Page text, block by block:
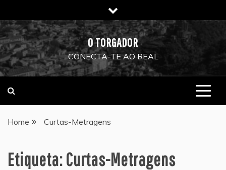
to
content
O TORGADOR
CONECTA-TE AO REAL
Home Curtas-Metragens
Etiqueta:Curtas-Metragens